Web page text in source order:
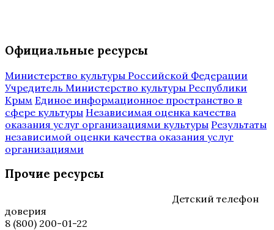
Официальные ресурсы
Министерство культуры Российской Федерации
Учредитель Министерство культуры Республики
Крым Единое информационное пространство в
сфере культуры Независимая оценка качества
оказания услуг организациями культуры Результаты
независимой оценки качества оказания услуг
организациями
Прочие ресурсы
Детский телефон
доверия
8 (800) 200-01-22